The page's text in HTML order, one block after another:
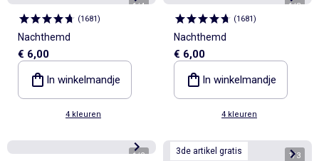
1/4
(1681)
Nachthemd
€ 6,00
In winkelmandje
4 kleuren
1/3
(1681)
Nachthemd
€ 6,00
In winkelmandje
4 kleuren
1/2
3de artikel gratis 1/3